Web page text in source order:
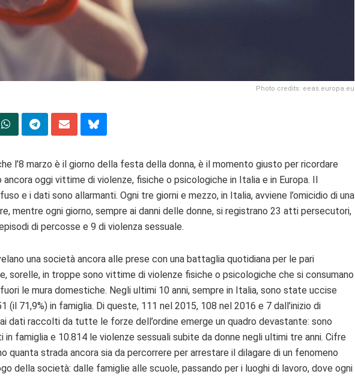
Photo credits: eeas.europa.eu
l’8 marzo è il giorno della festa della donna, è il momento giusto per ricordare
oggi vittime di violenze, fisiche o psicologiche in Italia e in Europa. Il
e i dati sono allarmanti. Ogni tre giorni e mezzo, in Italia, avviene l’omicidio di una
mentre ogni giorno, sempre ai danni delle donne, si registrano 23 atti persecutori,
di percosse e 9 di violenza sessuale.
una società ancora alle prese con una battaglia quotidiana per le pari
sorelle, in troppe sono vittime di violenze fisiche o psicologiche che si consumano
le mura domestiche. Negli ultimi 10 anni, sempre in Italia, sono state uccise
(il 71,9%) in famiglia. Di queste, 111 nel 2015, 108 nel 2016 e 7 dall’inizio di
dati raccolti da tutte le forze dell’ordine emerge un quadro devastante: sono
famiglia e 10.814 le violenze sessuali subite da donne negli ultimi tre anni. Cifre
quanta strada ancora sia da percorrere per arrestare il dilagare di un fenomeno
della società: dalle famiglie alle scuole, passando per i luoghi di lavoro, dove ogni